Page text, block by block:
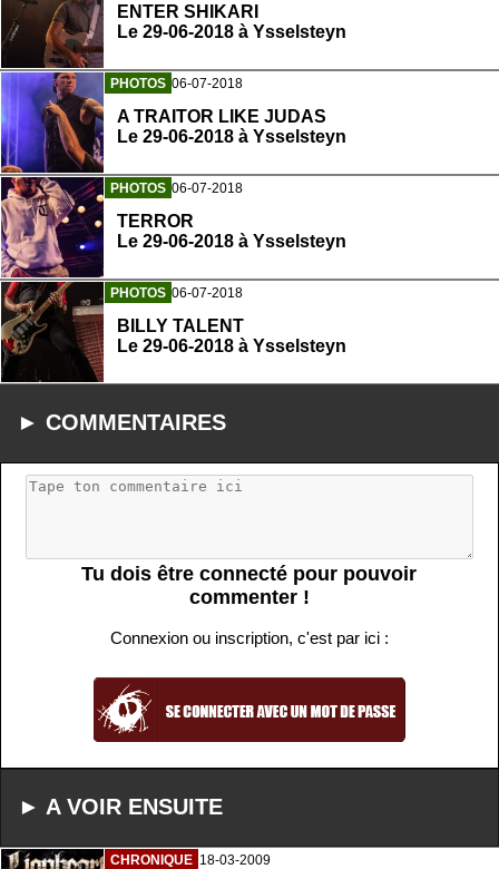
ENTER SHIKARI
Le 29-06-2018 à Ysselsteyn
PHOTOS 06-07-2018
A TRAITOR LIKE JUDAS
Le 29-06-2018 à Ysselsteyn
PHOTOS 06-07-2018
TERROR
Le 29-06-2018 à Ysselsteyn
PHOTOS 06-07-2018
BILLY TALENT
Le 29-06-2018 à Ysselsteyn
► COMMENTAIRES
Tu dois être connecté pour pouvoir
commenter !
Connexion ou inscription, c'est par ici :
► A VOIR ENSUITE
CHRONIQUE 18-03-2009